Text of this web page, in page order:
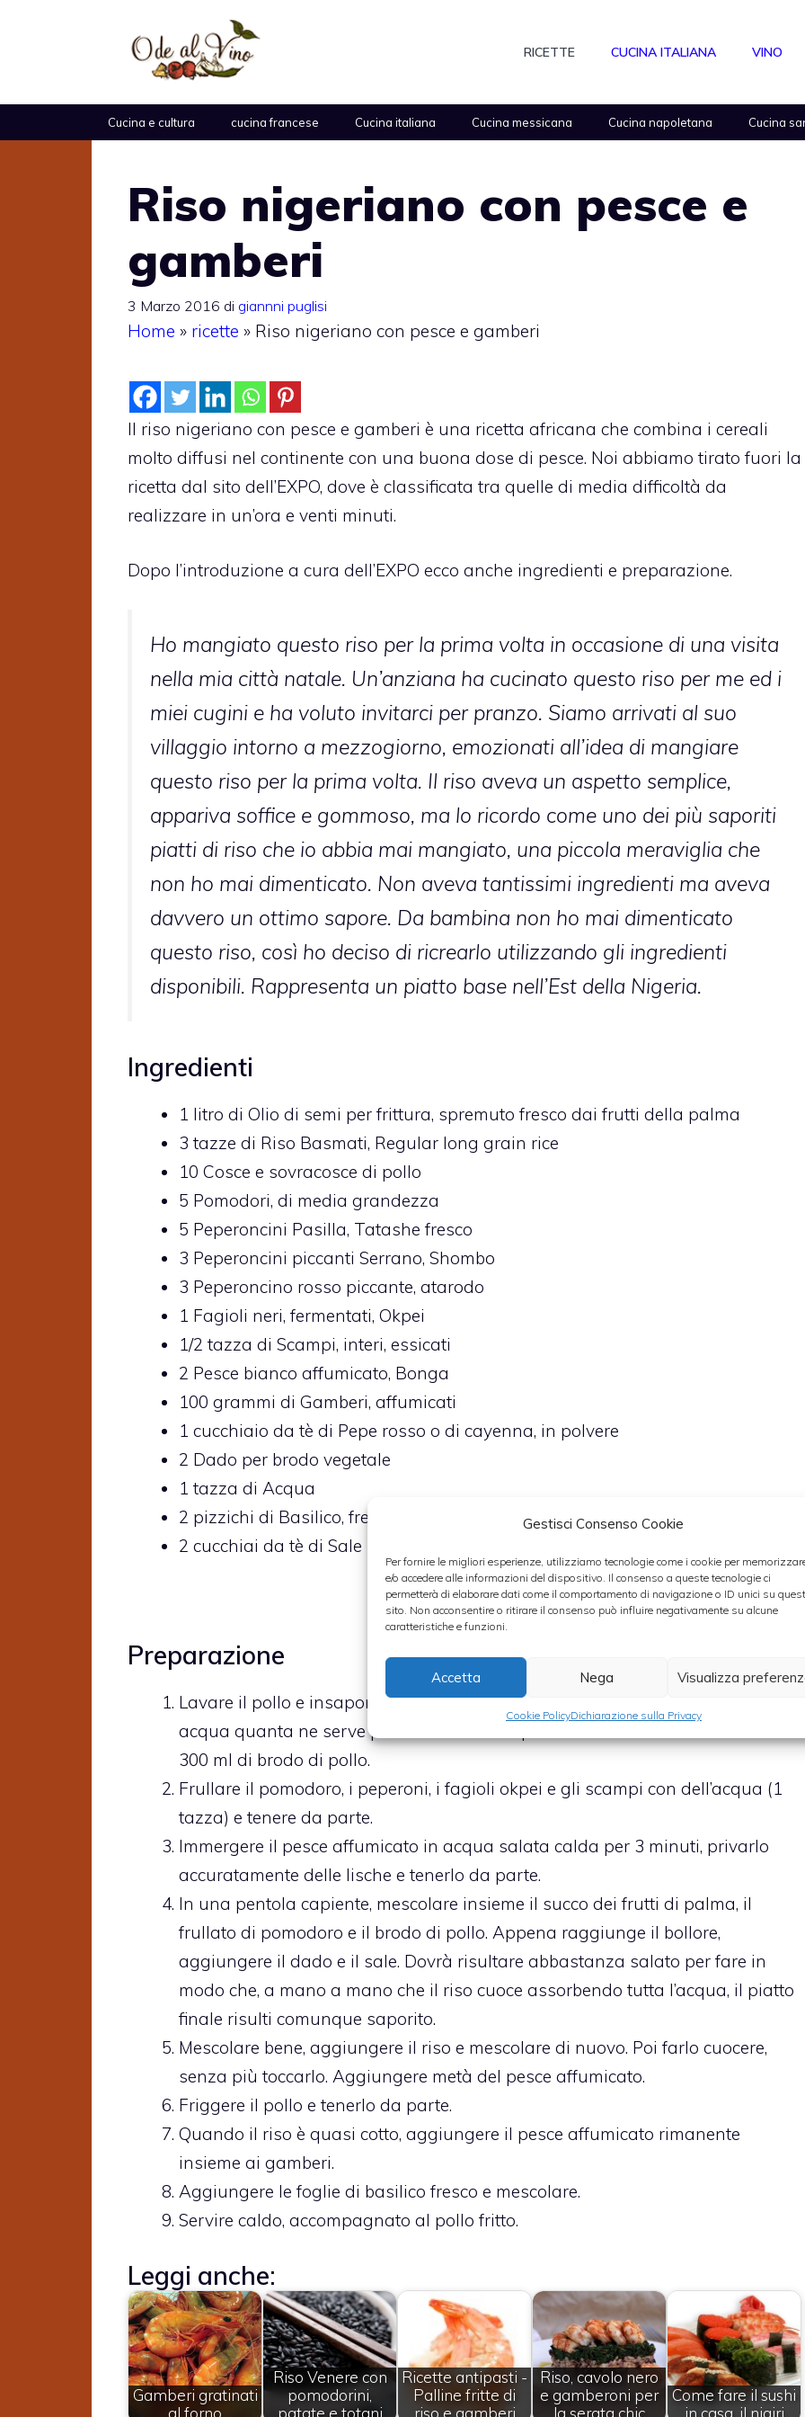
Gestisci Consenso Cookie
Per fornire le migliori esperienze, utilizziamo tecnologie come i cookie per
e/o accedere alle informazioni del dispositivo. Il consenso a queste tecnologie ci
permetterà di elaborare dati come il comportamento di navigazione o ID unici su
sito. Non acconsentire o ritirare il consenso può influire negativamente su alcune
caratteristiche e funzioni.
Accetta Nega Visualizza
Cookie PolicyDichiarazione sulla Privacy
RICETTE CUCINA ITALIANA VINO
Cucina e cultura cucina francese Cucina italiana Cucina messicana Cucina napoletana Cucina
Riso nigeriano con pesce e
gamberi
3 Marzo 2016 di giannni puglisi
Home » ricette » Riso nigeriano con pesce e gamberi
Il riso nigeriano con pesce e gamberi è una ricetta africana che combina i cereali
molto diffusi nel continente con una buona dose di pesce. Noi abbiamo tirato fuori la
ricetta dal sito dell’EXPO, dove è classificata tra quelle di media difficoltà da
realizzare in un’ora e venti minuti.
Dopo l’introduzione a cura dell’EXPO ecco anche ingredienti e preparazione.
Ho mangiato questo riso per la prima volta in occasione di una visita
nella mia città natale. Un’anziana ha cucinato questo riso per me ed i
miei cugini e ha voluto invitarci per pranzo. Siamo arrivati al suo
villaggio intorno a mezzogiorno, emozionati all’idea di mangiare
questo riso per la prima volta. Il riso aveva un aspetto semplice,
appariva soffice e gommoso, ma lo ricordo come uno dei più saporiti
piatti di riso che io abbia mai mangiato, una piccola meraviglia che
non ho mai dimenticato. Non aveva tantissimi ingredienti ma aveva
davvero un ottimo sapore. Da bambina non ho mai dimenticato
questo riso, così ho deciso di ricrearlo utilizzando gli ingredienti
disponibili. Rappresenta un piatto base nell’Est della Nigeria.
Ingredienti
1 litro di Olio di semi per frittura, spremuto fresco dai frutti della palma
3 tazze di Riso Basmati, Regular long grain rice
10 Cosce e sovracosce di pollo
5 Pomodori, di media grandezza
5 Peperoncini Pasilla, Tatashe fresco
3 Peperoncini piccanti Serrano, Shombo
3 Peperoncino rosso piccante, atarodo
1 Fagioli neri, fermentati, Okpei
1/2 tazza di Scampi, interi, essicati
2 Pesce bianco affumicato, Bonga
100 grammi di Gamberi, affumicati
1 cucchiaio da tè di Pepe rosso o di cayenna, in polvere
2 Dado per brodo vegetale
1 tazza di Acqua
2 pizzichi di Basilico, fresco
2 cucchiai da tè di Sale
Preparazione
Lavare il pollo e insaporirlo con 1 dado e con il peperoncino. Aggiungere tanta
acqua quanta ne serve per farlo cuocere e per fare in modo di riservare 250-
300 ml di brodo di pollo.
Frullare il pomodoro, i peperoni, i fagioli okpei e gli scampi con dell’acqua (1
tazza) e tenere da parte.
Immergere il pesce affumicato in acqua salata calda per 3 minuti, privarlo
accuratamente delle lische e tenerlo da parte.
In una pentola capiente, mescolare insieme il succo dei frutti di palma, il
frullato di pomodoro e il brodo di pollo. Appena raggiunge il bollore,
aggiungere il dado e il sale. Dovrà risultare abbastanza salato per fare in
modo che, a mano a mano che il riso cuoce assorbendo tutta l’acqua, il piatto
finale risulti comunque saporito.
Mescolare bene, aggiungere il riso e mescolare di nuovo. Poi farlo cuocere,
senza più toccarlo. Aggiungere metà del pesce affumicato.
Friggere il pollo e tenerlo da parte.
Quando il riso è quasi cotto, aggiungere il pesce affumicato rimanente
insieme ai gamberi.
Aggiungere le foglie di basilico fresco e mescolare.
Servire caldo, accompagnato al pollo fritto.
Leggi anche:
Gamberi gratinati
al forno
Riso Venere con
pomodorini,
patate e totani
Ricette antipasti -
Palline fritte di
riso e gamberi
Riso, cavolo nero
e gamberoni per
la serata chic
Come fare il sushi
in casa, il nigiri